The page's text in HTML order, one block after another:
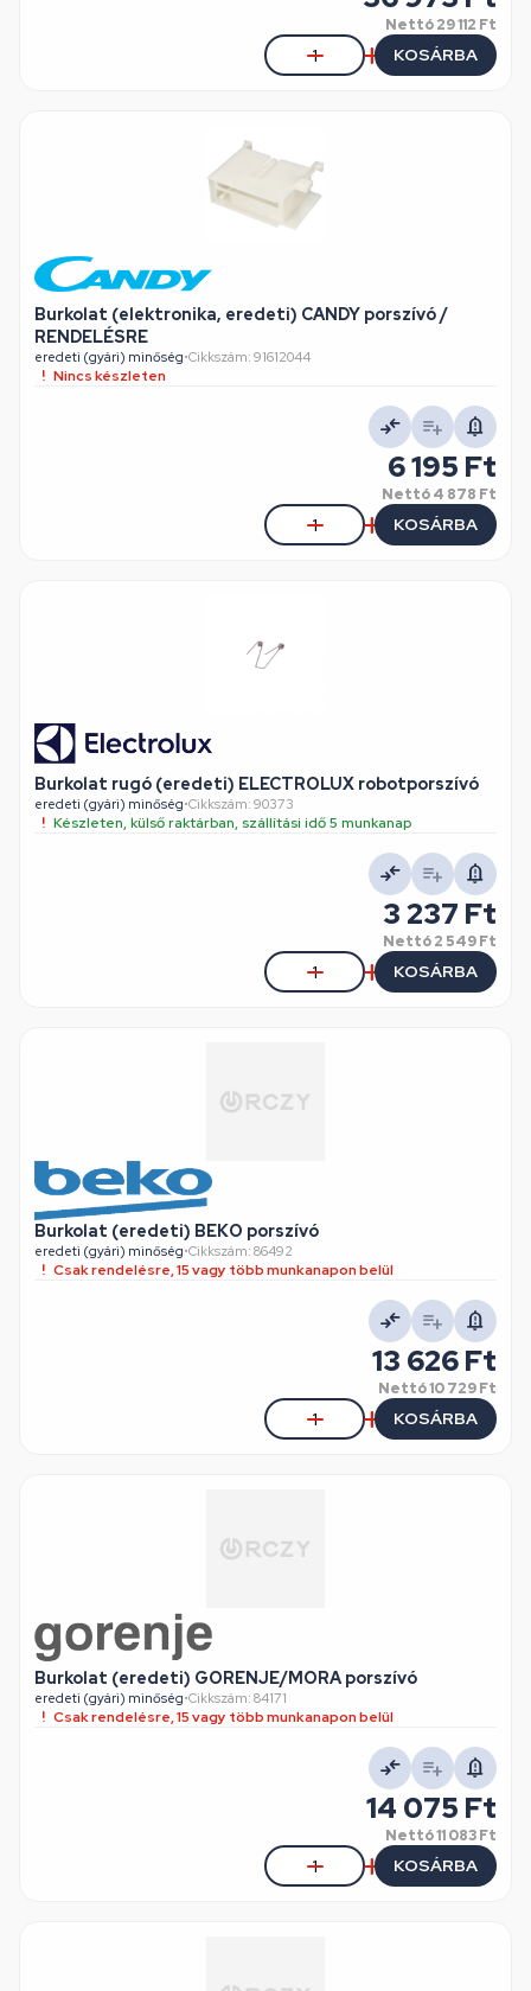
Nettó29 112 Ft
KOSÁRBA
Burkolat (elektronika, eredeti) CANDY porszívó /
RENDELÉSRE
eredeti (gyári) minőség•Cikkszám: 91612044
Nincs készleten
6 195 Ft
Nettó4 878 Ft
KOSÁRBA
Burkolat rugó (eredeti) ELECTROLUX robotporszívó
eredeti (gyári) minőség•Cikkszám: 90373
Készleten, külső raktárban, szállítási idő 5 munkanap
3 237 Ft
Nettó2 549 Ft
KOSÁRBA
Burkolat (eredeti) BEKO porszívó
eredeti (gyári) minőség•Cikkszám: 86492
Csak rendelésre, 15 vagy több munkanapon belül
13 626 Ft
Nettó10 729 Ft
KOSÁRBA
Burkolat (eredeti) GORENJE/MORA porszívó
eredeti (gyári) minőség•Cikkszám: 84171
Csak rendelésre, 15 vagy több munkanapon belül
14 075 Ft
Nettó11 083 Ft
KOSÁRBA